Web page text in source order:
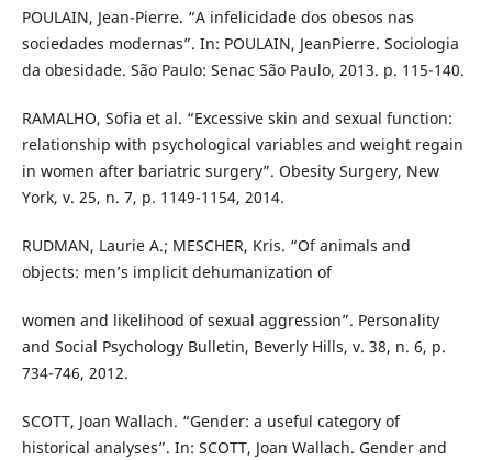
POULAIN, Jean-Pierre. “A infelicidade dos obesos nas
sociedades modernas”. In: POULAIN, JeanPierre. Sociologia
da obesidade. São Paulo: Senac São Paulo, 2013. p. 115-140.
RAMALHO, Sofia et al. “Excessive skin and sexual function:
relationship with psychological variables and weight regain
in women after bariatric surgery”. Obesity Surgery, New
York, v. 25, n. 7, p. 1149-1154, 2014.
RUDMAN, Laurie A.; MESCHER, Kris. “Of animals and
objects: men’s implicit dehumanization of
women and likelihood of sexual aggression”. Personality
and Social Psychology Bulletin, Beverly Hills, v. 38, n. 6, p.
734-746, 2012.
SCOTT, Joan Wallach. “Gender: a useful category of
historical analyses”. In: SCOTT, Joan Wallach. Gender and